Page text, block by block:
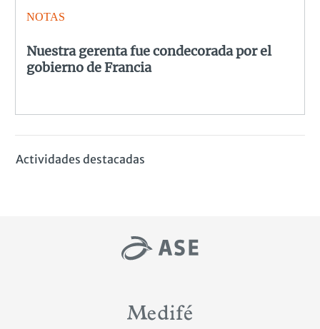
NOTAS
Nuestra gerenta fue condecorada por el
gobierno de Francia
Actividades destacadas